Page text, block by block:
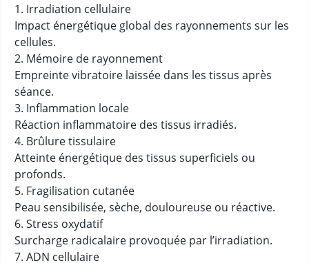
1. Irradiation cellulaire
Impact énergétique global des rayonnements sur les
cellules.
2. Mémoire de rayonnement
Empreinte vibratoire laissée dans les tissus après
séance.
3. Inflammation locale
Réaction inflammatoire des tissus irradiés.
4. Brûlure tissulaire
Atteinte énergétique des tissus superficiels ou
profonds.
5. Fragilisation cutanée
Peau sensibilisée, sèche, douloureuse ou réactive.
6. Stress oxydatif
Surcharge radicalaire provoquée par l’irradiation.
7. ADN cellulaire